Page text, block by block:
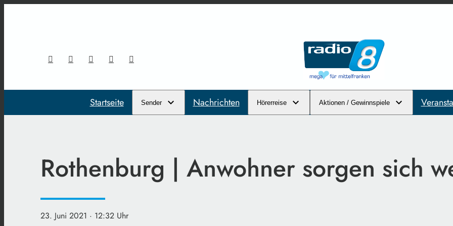
Startseite Sender Nachrichten Hörerreise Aktionen / Gewinnspiele
Rothenburg | Anwohner sorgen sich
23. Juni 2021 · 12:32 Uhr